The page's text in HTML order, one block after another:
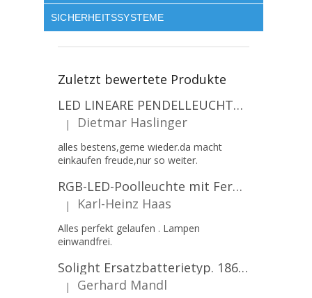
SICHERHEITSSYSTEME
Zuletzt bewertete Produkte
LED LINEARE PENDELLEUCHTE EXECULINE 120CM, 30W, 3750LM, 96°, 4000K, IP20, WEISS [207806]
Die Produktbewertung beträgt 5 von 5 Sternen.
| Dietmar Haslinger
alles bestens,gerne wieder.da macht
einkaufen freude,nur so weiter.
RGB-LED-Poolleuchte mit Fernbedienung, 12W, 1260lm, PAR56, 12V, 1+1 gratis!
Die Produktbewertung beträgt 5 von 5 Sternen.
| Karl-Heinz Haas
Alles perfekt gelaufen . Lampen
einwandfrei.
Solight Ersatzbatterietyp. 18650, 3,7 V, Li-Ion, 2200 mAh [WN900]
Die Produktbewertung beträgt 5 von 5 Sternen.
| Gerhard Mandl